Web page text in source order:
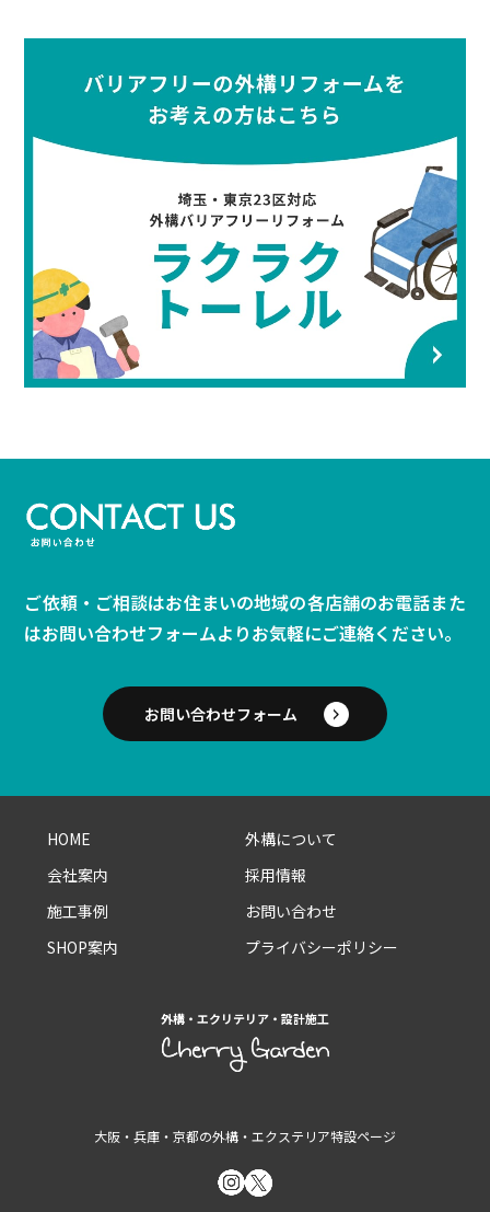
ご依頼・ご相談はお住まいの地域の各店舗のお電話また
はお問い合わせフォームよりお気軽にご連絡ください。
お問い合わせフォーム
HOME
会社案内
施工事例
SHOP案内
外構について
採用情報
お問い合わせ
プライバシーポリシー
外構・エクリテリア・設計施工
大阪・兵庫・京都の外構・エクステリア特設ページ